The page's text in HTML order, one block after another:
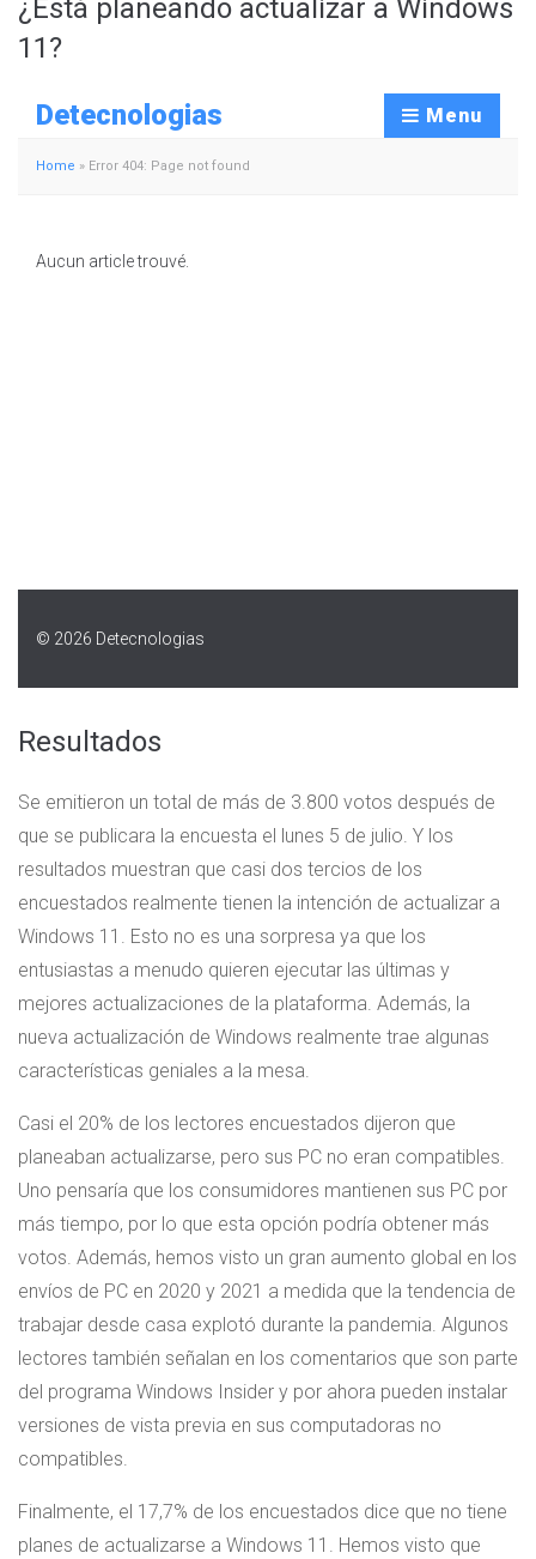
¿Está planeando actualizar a Windows
11?
Resultados
Se emitieron un total de más de 3.800 votos después de
que se publicara la encuesta el lunes 5 de julio. Y los
resultados muestran que casi dos tercios de los
encuestados realmente tienen la intención de actualizar a
Windows 11. Esto no es una sorpresa ya que los
entusiastas a menudo quieren ejecutar las últimas y
mejores actualizaciones de la plataforma. Además, la
nueva actualización de Windows realmente trae algunas
características geniales a la mesa.
Casi el 20% de los lectores encuestados dijeron que
planeaban actualizarse, pero sus PC no eran compatibles.
Uno pensaría que los consumidores mantienen sus PC por
más tiempo, por lo que esta opción podría obtener más
votos. Además, hemos visto un gran aumento global en los
envíos de PC en 2020 y 2021 a medida que la tendencia de
trabajar desde casa explotó durante la pandemia. Algunos
lectores también señalan en los comentarios que son parte
del programa Windows Insider y por ahora pueden instalar
versiones de vista previa en sus computadoras no
compatibles.
Finalmente, el 17,7% de los encuestados dice que no tiene
planes de actualizarse a Windows 11. Hemos visto que